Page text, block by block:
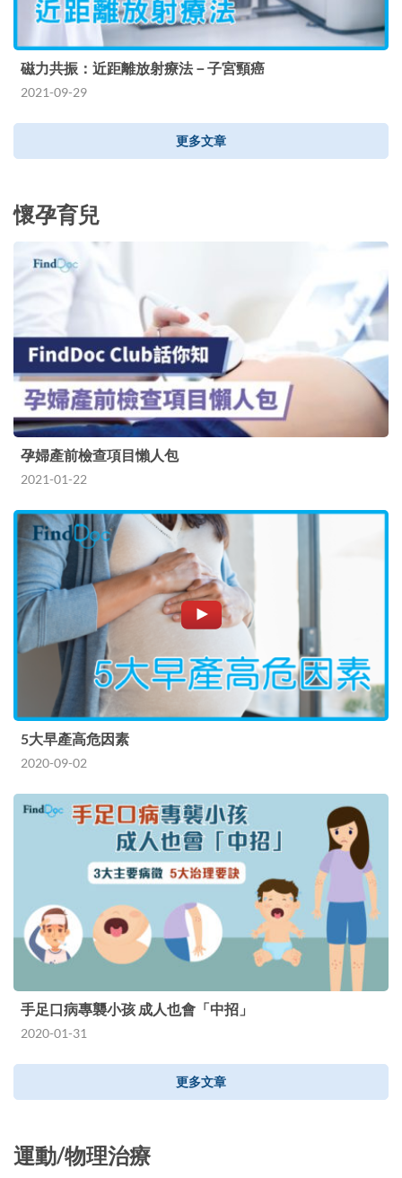
磁力共振：近距離放射療法－子宮頸癌
2021-09-29
更多文章
懷孕育兒
孕婦產前檢查項目懶人包
2021-01-22
5大早產高危因素
2020-09-02
手足口病專襲小孩 成人也會「中招」
2020-01-31
更多文章
運動/物理治療